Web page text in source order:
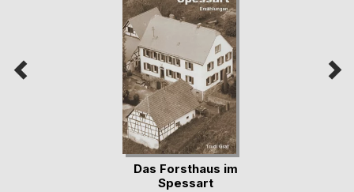
Das Forsthaus im
Spessart